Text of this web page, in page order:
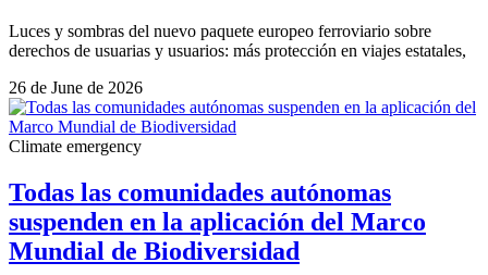
Luces y sombras del nuevo paquete europeo ferroviario sobre
derechos de usuarias y usuarios: más protección en viajes estatales,
26 de June de 2026
Climate emergency
Todas las comunidades autónomas
suspenden en la aplicación del Marco
Mundial de Biodiversidad